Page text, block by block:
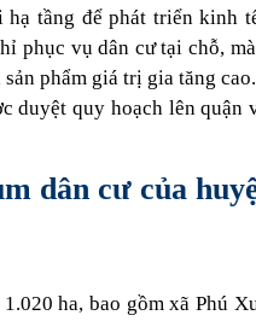
hạ tầng để phát triển kinh
phục vụ dân cư tại chỗ,
phẩm giá trị gia tăng cao.
duyệt quy hoạch lên quận
dân cư của
ha, bao gồm xã Phú